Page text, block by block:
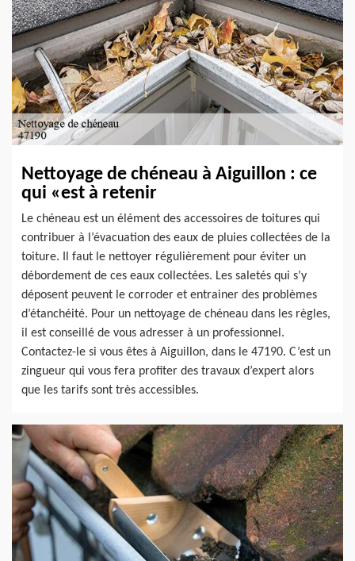
Nettoyage de chéneau à Aiguillon : ce
qui «est à retenir
Le chéneau est un élément des accessoires de toitures qui
contribuer à l’évacuation des eaux de pluies collectées de la
toiture. Il faut le nettoyer régulièrement pour éviter un
débordement de ces eaux collectées. Les saletés qui s’y
déposent peuvent le corroder et entrainer des problèmes
d’étanchéité. Pour un nettoyage de chéneau dans les règles,
il est conseillé de vous adresser à un professionnel.
Contactez-le si vous êtes à Aiguillon, dans le 47190. C’est un
zingueur qui vous fera profiter des travaux d’expert alors
que les tarifs sont très accessibles.